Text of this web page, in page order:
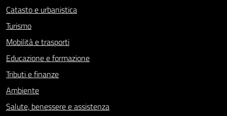
Catasto e urbanistica
Turismo
Mobilità e trasporti
Educazione e formazione
Tributi e finanze
Ambiente
Salute, benessere e assistenza